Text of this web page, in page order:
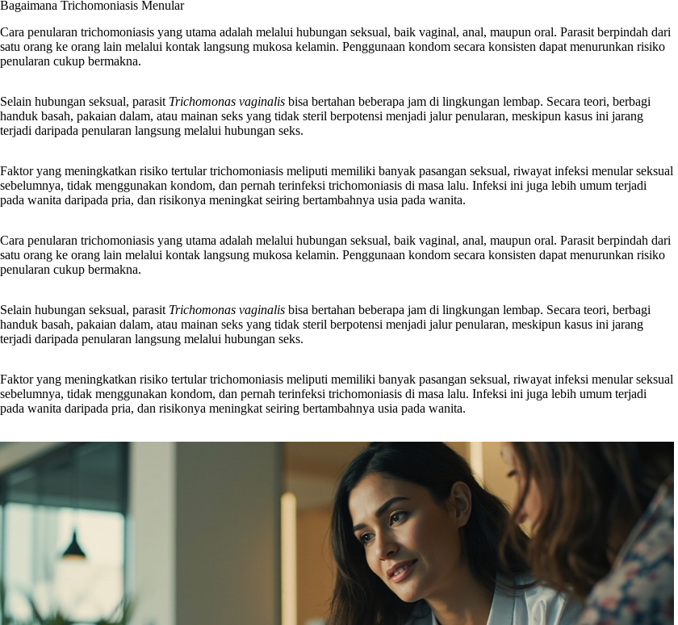
Bagaimana Trichomoniasis Menular
Cara penularan trichomoniasis yang utama adalah melalui hubungan seksual, baik vaginal, anal, maupun oral. Parasit berpindah dari
satu orang ke orang lain melalui kontak langsung mukosa kelamin. Penggunaan kondom secara konsisten dapat menurunkan risiko
penularan cukup bermakna.
Selain hubungan seksual, parasit Trichomonas vaginalis bisa bertahan beberapa jam di lingkungan lembap. Secara teori, berbagi
handuk basah, pakaian dalam, atau mainan seks yang tidak steril berpotensi menjadi jalur penularan, meskipun kasus ini jarang
terjadi daripada penularan langsung melalui hubungan seks.
Faktor yang meningkatkan risiko tertular trichomoniasis meliputi memiliki banyak pasangan seksual, riwayat infeksi menular seksual
sebelumnya, tidak menggunakan kondom, dan pernah terinfeksi trichomoniasis di masa lalu. Infeksi ini juga lebih umum terjadi
pada wanita daripada pria, dan risikonya meningkat seiring bertambahnya usia pada wanita.
Cara penularan trichomoniasis yang utama adalah melalui hubungan seksual, baik vaginal, anal, maupun oral. Parasit berpindah dari
satu orang ke orang lain melalui kontak langsung mukosa kelamin. Penggunaan kondom secara konsisten dapat menurunkan risiko
penularan cukup bermakna.
Selain hubungan seksual, parasit Trichomonas vaginalis bisa bertahan beberapa jam di lingkungan lembap. Secara teori, berbagi
handuk basah, pakaian dalam, atau mainan seks yang tidak steril berpotensi menjadi jalur penularan, meskipun kasus ini jarang
terjadi daripada penularan langsung melalui hubungan seks.
Faktor yang meningkatkan risiko tertular trichomoniasis meliputi memiliki banyak pasangan seksual, riwayat infeksi menular seksual
sebelumnya, tidak menggunakan kondom, dan pernah terinfeksi trichomoniasis di masa lalu. Infeksi ini juga lebih umum terjadi
pada wanita daripada pria, dan risikonya meningkat seiring bertambahnya usia pada wanita.